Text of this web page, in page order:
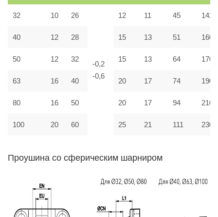
32 10 26
-0,2
-0,6
12 11 45 142
40 12 28 15 13 51 160
50 12 32 15 13 64 170
63 16 40 20 17 74 190
80 16 50 20 17 94 210
100 20 60 25 21 111 230
Проушина со сферическим шарниром